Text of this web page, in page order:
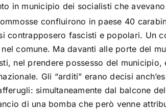
in municipio dei socialisti che
confluirono in paese 40
contrapposero fascisti e popolari. Un
comune. Ma davanti alle porte del
nel prendere possesso del municipio,
Gli “arditi” erano decisi
simultaneamente dal balcone
di una bomba che però venne